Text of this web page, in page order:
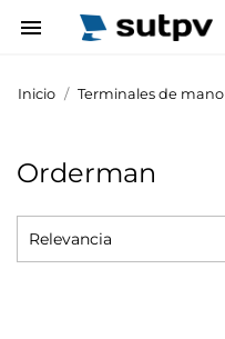

Inicio Terminales de mano
Orderman
Relevancia